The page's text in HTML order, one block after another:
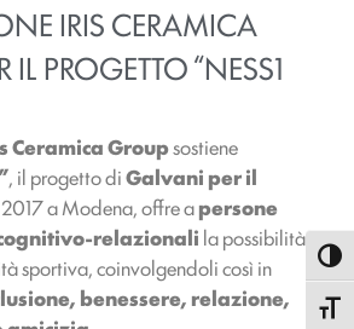
IRIS CERAMICA
IL PROGETTO “NESS1
Ceramica Groupsostiene
, il progetto diGalvani per il
a Modena, offre apersone
relazionali la possibilità
sportiva, coinvolgendoli così in
benessere, relazione,